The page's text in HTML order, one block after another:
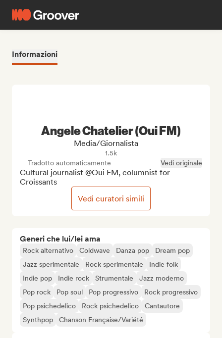
Informazioni
Generi che lui/lei ama
Rock alternativo Coldwave Danza pop
Dream pop
Jazz sperimentale
Rock sperimentale
Indie folk
Indie pop
Indie rock Strumentale
Jazz moderno
Pop rock
Pop soul Pop progressivo
Rock progressivo
Pop psichedelico
Rock psichedelico
Cantautore
Synthpop
Chanson Française/Variété
Angele Chatelier (Oui FM)
Media/Giornalista
1.5k
Tradotto automaticamente
Vedi originale
Cultural journalist @Oui FM, columnist for
Croissants
Vedi curatori simili